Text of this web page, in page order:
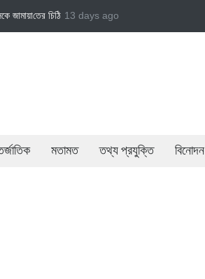
জামায়াত এমপি গাজী নজরুল ইসলামকে দল থেকে বহিষ্কার
13 days ago
মতামত তথ্য প্রযুক্তি বিনোদন